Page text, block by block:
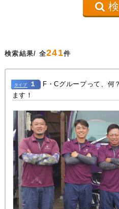
検索結果/ 全241件
タイプ １
F・Cグループって、何
ます！